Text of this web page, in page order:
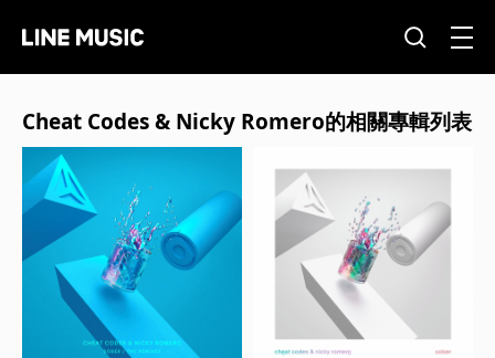
Cheat Codes & Nicky Romero的相關專輯列表